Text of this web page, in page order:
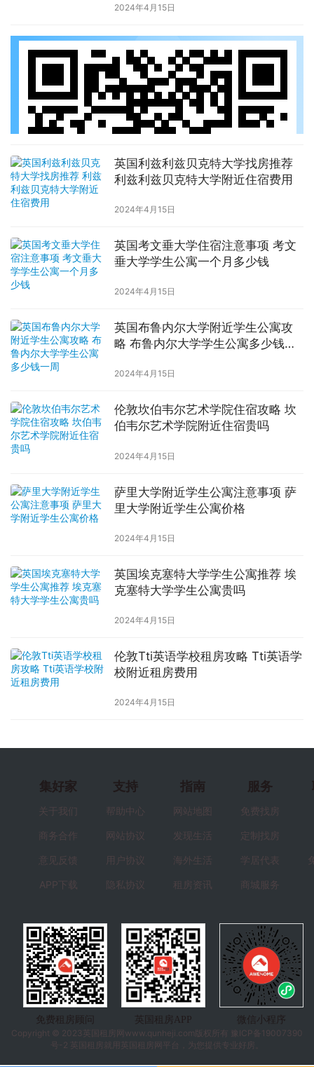
2024年4月15日
英国利兹利兹贝克特大学找房推荐
利兹利兹贝克特大学附近住宿费用
2024年4月15日
英国考文垂大学住宿注意事项 考文
垂大学学生公寓一个月多少钱
2024年4月15日
英国布鲁内尔大学附近学生公寓攻
略 布鲁内尔大学学生公寓多少钱一
2024年4月15日
伦敦坎伯韦尔艺术学院住宿攻略 坎
伯韦尔艺术学院附近住宿贵吗
2024年4月15日
萨里大学附近学生公寓注意事项 萨
里大学附近学生公寓价格
2024年4月15日
英国埃克塞特大学学生公寓推荐 埃
克塞特大学学生公寓贵吗
2024年4月15日
伦敦Tti英语学校租房攻略 Tti英语学
校附近租房费用
2024年4月15日
集好家
关于我们
商务合作
意见反馈
APP下载
支持
帮助中心
网站协议
用户协议
隐私协议
指南
网站地图
发现生活
海外生活
租房资讯
服务
免费找房
定制找房
学居代表
商城服务
免费租房顾问 英国租房APP
微信小程序
Copyright © 2023 英国租房 网www.qunheji.com版权所有
豫ICP备19007390
号-2 英国租房就用英国租房网平台，为您提供专业好房。